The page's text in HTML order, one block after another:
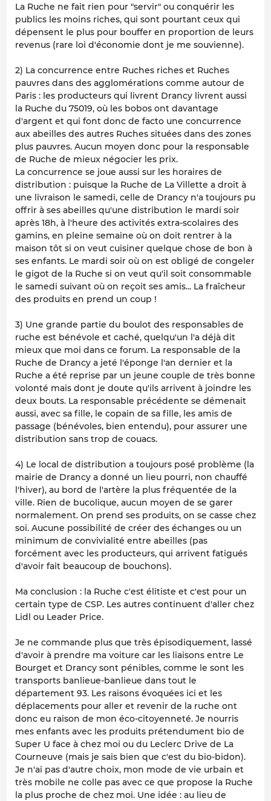
La Ruche ne fait rien pour "servir" ou conquérir les
publics les moins riches, qui sont pourtant ceux qui
dépensent le plus pour bouffer en proportion de leurs
revenus (rare loi d'économie dont je me souvienne).
2) La concurrence entre Ruches riches et Ruches
pauvres dans des agglomérations comme autour de
Paris : les producteurs qui livrent Drancy livrent aussi
la Ruche du 75019, où les bobos ont davantage
d'argent et qui font donc de facto une concurrence
aux abeilles des autres Ruches situées dans des zones
plus pauvres. Aucun moyen donc pour la responsable
de Ruche de mieux négocier les prix.
La concurrence se joue aussi sur les horaires de
distribution : puisque la Ruche de La Villette a droit à
une livraison le samedi, celle de Drancy n'a toujours pu
offrir à ses abeilles qu'une distribution le mardi soir
après 18h, à l'heure des activités extra-scolaires des
gamins, en pleine semaine où on doit rentrer à la
maison tôt si on veut cuisiner quelque chose de bon à
ses enfants. Le mardi soir où on est obligé de congeler
le gigot de la Ruche si on veut qu'il soit consommable
le samedi suivant où on reçoit ses amis... La fraîcheur
des produits en prend un coup !
3) Une grande partie du boulot des responsables de
ruche est bénévole et caché, quelqu'un l'a déjà dit
mieux que moi dans ce forum. La responsable de la
Ruche de Drancy a jeté l'éponge l'an dernier et la
Ruche a été reprise par un jeune couple de très bonne
volonté mais dont je doute qu'ils arrivent à joindre les
deux bouts. La responsable précédente se démenait
aussi, avec sa fille, le copain de sa fille, les amis de
passage (bénévoles, bien entendu), pour assurer une
distribution sans trop de couacs.
4) Le local de distribution a toujours posé problème (la
mairie de Drancy a donné un lieu pourri, non chauffé
l'hiver), au bord de l'artère la plus fréquentée de la
ville. Rien de bucolique, aucun moyen de se garer
normalement. On prend ses produits, on se casse chez
soi. Aucune possibilité de créer des échanges ou un
minimum de convivialité entre abeilles (pas
forcément avec les producteurs, qui arrivent fatigués
d'avoir fait beaucoup de bouchons).
Ma conclusion : la Ruche c'est élitiste et c'est pour un
certain type de CSP. Les autres continuent d'aller chez
Lidl ou Leader Price.
Je ne commande plus que très épisodiquement, lassé
d'avoir à prendre ma voiture car les liaisons entre Le
Bourget et Drancy sont pénibles, comme le sont les
transports banlieue-banlieue dans tout le
département 93. Les raisons évoquées ici et les
déplacements pour aller et revenir de la ruche ont
donc eu raison de mon éco-citoyenneté. Je nourris
mes enfants avec les produits prétendument bio de
Super U face à chez moi ou du Leclerc Drive de La
Courneuve (mais je sais bien que c'est du bio-bidon).
Je n'ai pas d'autre choix, mon mode de vie urbain et
très mobile ne colle pas avec ce que propose la Ruche
la plus proche de chez moi. Une idée : au lieu de